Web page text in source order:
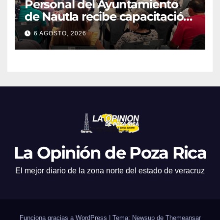
Personal del Ayuntamiento
de Nautla recibe capacitación
en atención a emergencias
6 AGOSTO, 2026
La Opinión de Poza Rica
El mejor diario de la zona norte del estado de veracruz
Funciona gracias a WordPress Tema: Newsup de Themeansar